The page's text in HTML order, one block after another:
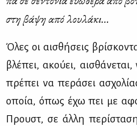
στη βά­ψη από λου­λά­κι…
Όλες οι αι­σθή­σεις
βλέ­πει, ακού­ει, αι­σθά­νε­ται,
πρέ­πει να πε­ρά­σει
οποία, όπως έχω πει με
Προυστ, σε άλ­λη